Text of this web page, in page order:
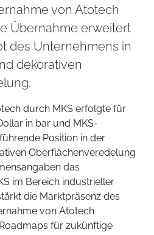
von Atotech
Übernahme erweitert
des Unternehmens in
dekorativen
durch MKS erfolgte für
in bar und MKS-
Position in der
Oberflächenveredelung
das
im Bereich industrieller
die Marktpräsenz des
von Atotech
für zukünftige